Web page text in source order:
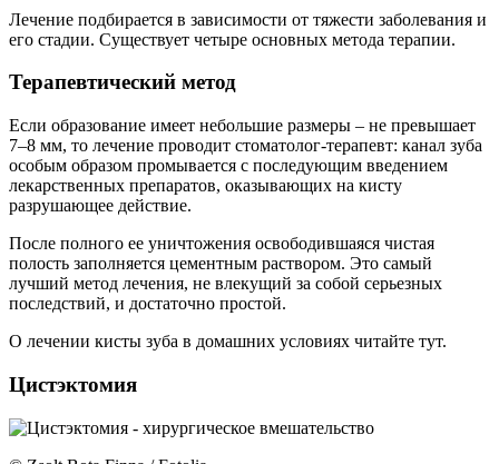
Лечение подбирается в зависимости от тяжести заболевания и
его стадии. Существует четыре основных метода терапии.
Терапевтический метод
Если образование имеет небольшие размеры – не превышает
7–8 мм, то лечение проводит стоматолог-терапевт: канал зуба
особым образом промывается с последующим введением
лекарственных препаратов, оказывающих на кисту
разрушающее действие.
После полного ее уничтожения освободившаяся чистая
полость заполняется цементным раствором. Это самый
лучший метод лечения, не влекущий за собой серьезных
последствий, и достаточно простой.
О лечении кисты зуба в домашних условиях читайте тут.
Цистэктомия